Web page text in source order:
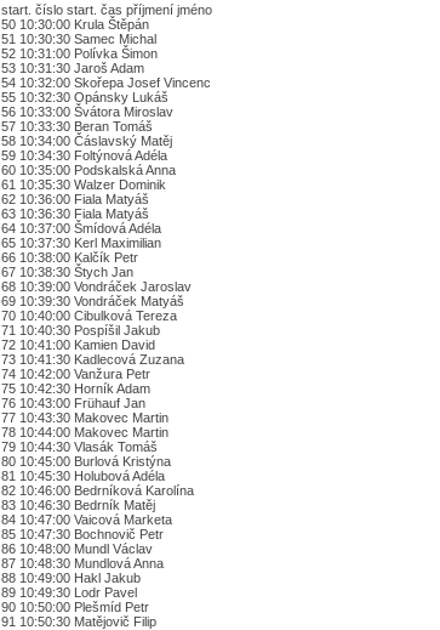
start. číslo start. čas příjmení jméno
50 10:30:00 Krula Štěpán
51 10:30:30 Samec Michal
52 10:31:00 Polívka Šimon
53 10:31:30 Jaroš Adam
54 10:32:00 Skořepa Josef Vincenc
55 10:32:30 Opánsky Lukáš
56 10:33:00 Švátora Miroslav
57 10:33:30 Beran Tomáš
58 10:34:00 Čáslavský Matěj
59 10:34:30 Foltýnová Adéla
60 10:35:00 Podskalská Anna
61 10:35:30 Walzer Dominik
62 10:36:00 Fiala Matyáš
63 10:36:30 Fiala Matyáš
64 10:37:00 Šmídová Adéla
65 10:37:30 Kerl Maximilian
66 10:38:00 Kalčík Petr
67 10:38:30 Štych Jan
68 10:39:00 Vondráček Jaroslav
69 10:39:30 Vondráček Matyáš
70 10:40:00 Cibulková Tereza
71 10:40:30 Pospíšil Jakub
72 10:41:00 Kamien David
73 10:41:30 Kadlecová Zuzana
74 10:42:00 Vanžura Petr
75 10:42:30 Horník Adam
76 10:43:00 Frühauf Jan
77 10:43:30 Makovec Martin
78 10:44:00 Makovec Martin
79 10:44:30 Vlasák Tomáš
80 10:45:00 Burlová Kristýna
81 10:45:30 Holubová Adéla
82 10:46:00 Bedrníková Karolína
83 10:46:30 Bedrník Matěj
84 10:47:00 Vaicová Marketa
85 10:47:30 Bochnovič Petr
86 10:48:00 Mundl Václav
87 10:48:30 Mundlová Anna
88 10:49:00 Hakl Jakub
89 10:49:30 Lodr Pavel
90 10:50:00 Plešmíd Petr
91 10:50:30 Matějovič Filip